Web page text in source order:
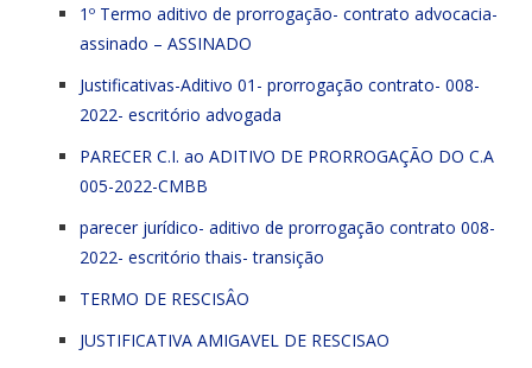
1º Termo aditivo de prorrogação- contrato advocacia-
assinado – ASSINADO
Justificativas-Aditivo 01- prorrogação contrato- 008-
2022- escritório advogada
PARECER C.I. ao ADITIVO DE PRORROGAÇÃO DO C.A
005-2022-CMBB
parecer jurídico- aditivo de prorrogação contrato 008-
2022- escritório thais- transição
TERMO DE RESCISÂO
JUSTIFICATIVA AMIGAVEL DE RESCISAO